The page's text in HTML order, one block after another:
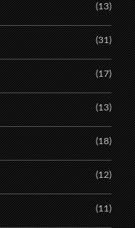
(13)
(31)
(17)
(13)
(18)
(12)
(11)